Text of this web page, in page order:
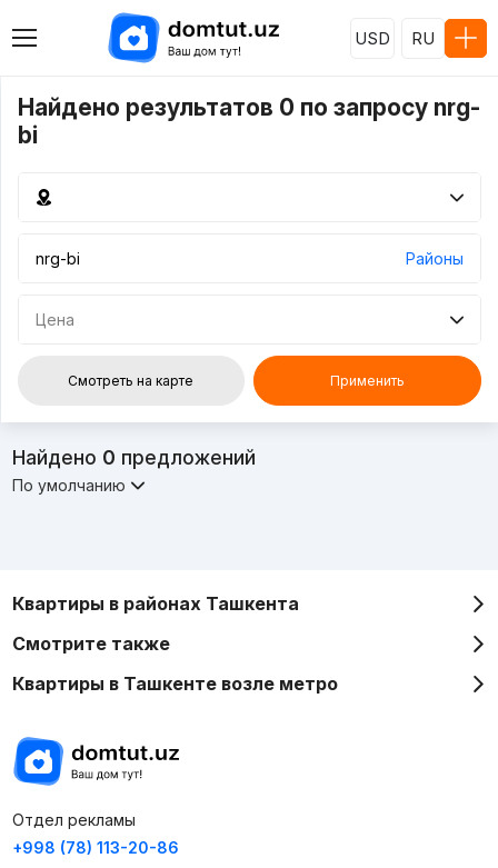
USD RU
Найдено результатов 0 по запросу nrg-
bi
Районы
Цена
Смотреть на карте Применить
Найдено 0 предложений
По умолчанию
Квартиры в районах Ташкента
Смотрите также
Квартиры в Ташкенте возле метро
Отдел рекламы
+998 (78) 113-20-86